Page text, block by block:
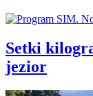
Setki
jezior